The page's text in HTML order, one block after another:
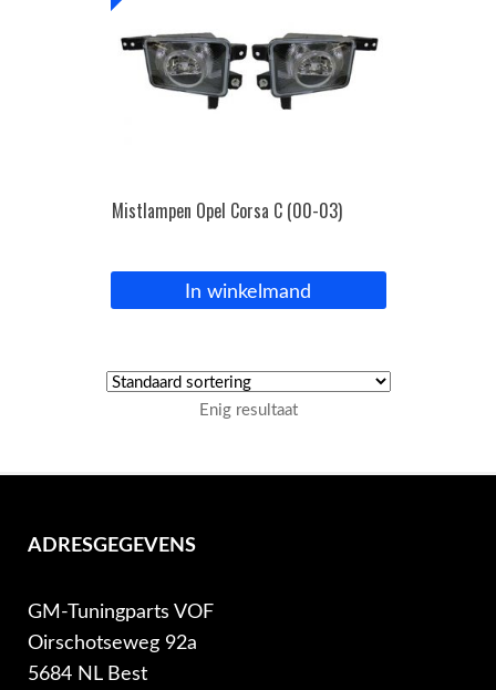
OPC Line
Bedrijfswagen parts
Inloggen / Registreren
Mistlampen Opel Corsa C (00-03)
In winkelmand
Enig resultaat
ADRESGEGEVENS
GM-Tuningparts VOF
Oirschotseweg 92a
5684 NL Best